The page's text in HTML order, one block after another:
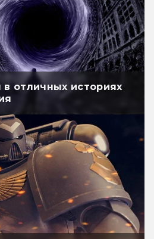
отличных историях